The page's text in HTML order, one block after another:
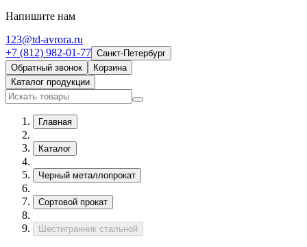
Напишите нам
123@td-avrora.ru
+7 (812) 982-01-77 Санкт-Петербург
Обратный звонок
Корзина
Каталог продукции
Главная
Каталог
Черный металлопрокат
Сортовой прокат
Шестигранник стальной